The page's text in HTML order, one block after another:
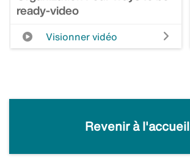
ready-video
Visionner vidéo
Revenir à l'accueil